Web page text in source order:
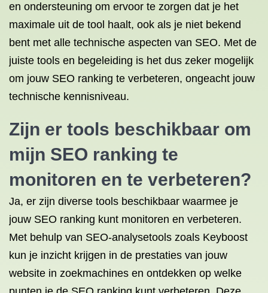
en ondersteuning om ervoor te zorgen dat je het
maximale uit de tool haalt, ook als je niet bekend
bent met alle technische aspecten van SEO. Met de
juiste tools en begeleiding is het dus zeker mogelijk
om jouw SEO ranking te verbeteren, ongeacht jouw
technische kennisniveau.
Zijn er tools beschikbaar om
mijn SEO ranking te
monitoren en te verbeteren?
Ja, er zijn diverse tools beschikbaar waarmee je
jouw SEO ranking kunt monitoren en verbeteren.
Met behulp van SEO-analysetools zoals Keyboost
kun je inzicht krijgen in de prestaties van jouw
website in zoekmachines en ontdekken op welke